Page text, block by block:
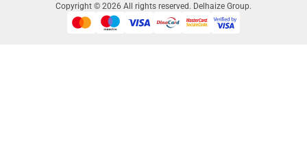
Copyright © 2026 All rights reserved. Delhaize Group.